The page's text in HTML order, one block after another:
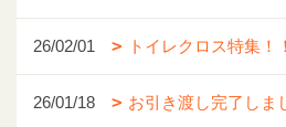
26/02/01 トイレクロス特集！！
26/01/18 お引き渡し完了しま